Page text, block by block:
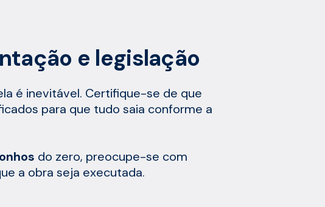
e legislação
é inevitável. Certifique-se de que
para que tudo saia conforme a
do zero, preocupe-se com
a obra seja executada.